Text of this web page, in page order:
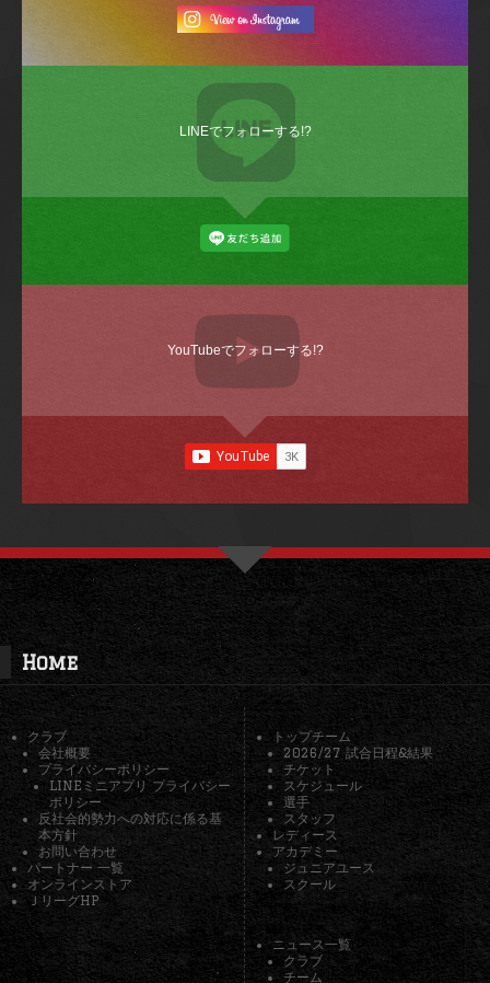
LINEでフォローする!?
YouTubeでフォローする!?
Home
クラブ
会社概要
プライバシーポリシー
LINEミニアプリ プライバシー
ポリシー
反社会的勢力への対応に係る基
本方針
お問い合わせ
パートナー 一覧
オンラインストア
ＪリーグHP
トップチーム
2026/27 試合日程&結果
チケット
スケジュール
選手
スタッフ
レディース
アカデミー
ジュニアユース
スクール
ニュース一覧
クラブ
チーム